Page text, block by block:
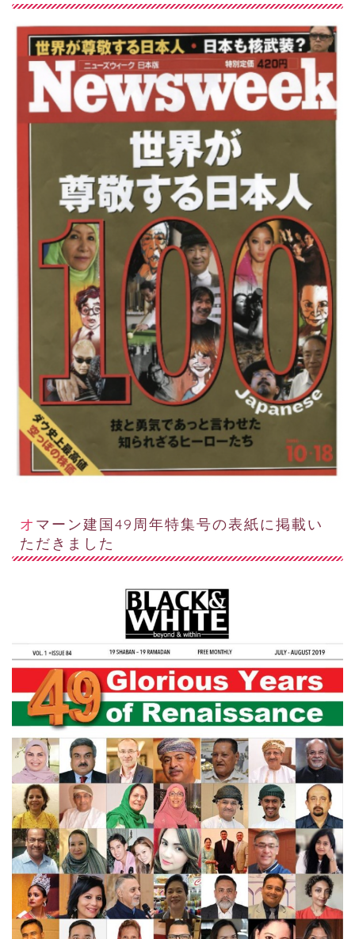
オマーン建国49周年特集号の表紙に掲載い
ただきました